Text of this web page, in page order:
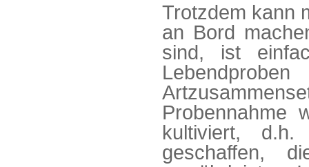
Trotzdem kann
an Bord
sind, ist
Probennahme
kultiviert, d.h.
geschaffen,